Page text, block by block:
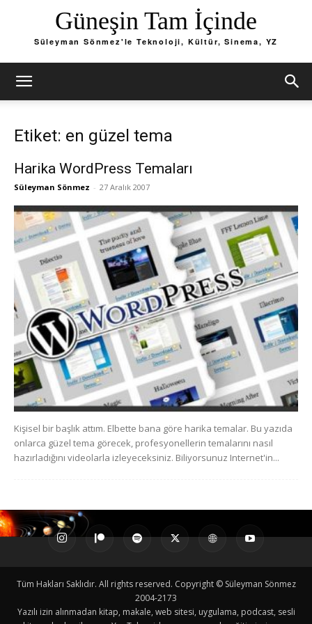
Güneşin Tam İçinde
Süleyman Sönmez'le Teknoloji, Kültür, Sinema, YZ
Etiket: en güzel tema
Harika WordPress Temaları
Süleyman Sönmez - 27 Aralık 2007
Kişisel bir başlık attım. Elbette bana göre harika temalar. Bu yazıda
onlarca güzel tema görecek, profesyonellerin temalarını nasıl
hazırladığını videolarla izleyeceksiniz. Biliyorsunuz Internet'in...
Tüm Hakları Saklıdır. All rights reserved. Copyright © Süleyman Sönmez
2004-2173
Yazılı izin alınmadan kitap, makale, web sitesi, uygulama, podcast, sesli